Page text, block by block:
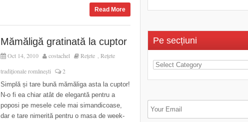
Read More
Mămăligă gratinată la cuptor
Oct 14, 2010 costachel Rețete , Rețete
tradiționale românești
2
Simplă și tare bună mămăliga asta la cuptor!
N-o fi ea chiar atât de elegantă pentru a
poposi pe mesele cele mai simandicoase,
dar e tare nimerită pentru o masa de week-
Pe secțiuni